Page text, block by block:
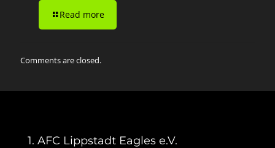
Read more
Comments are closed.
1. AFC Lippstadt Eagles e.V.